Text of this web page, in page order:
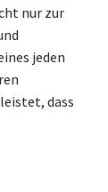
nur zur
jeden
dass